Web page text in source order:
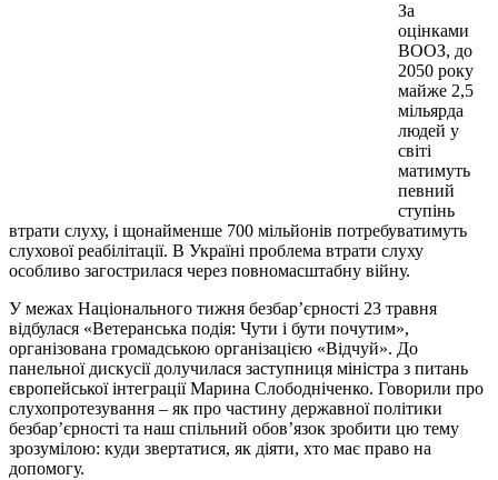
За
оцінками
ВООЗ, до
2050 року
майже 2,5
мільярда
людей у
світі
матимуть
певний
ступінь
втрати слуху, і щонайменше 700 мільйонів потребуватимуть
слухової реабілітації. В Україні проблема втрати слуху
особливо загострилася через повномасштабну війну.
У межах Національного тижня безбар’єрності 23 травня
відбулася «Ветеранська подія: Чути і бути почутим»,
організована громадською організацією «Відчуй». До
панельної дискусії долучилася заступниця міністра з питань
європейської інтеграції Марина Слободніченко. Говорили про
слухопротезування – як про частину державної політики
безбар’єрності та наш спільний обов’язок зробити цю тему
зрозумілою: куди звертатися, як діяти, хто має право на
допомогу.